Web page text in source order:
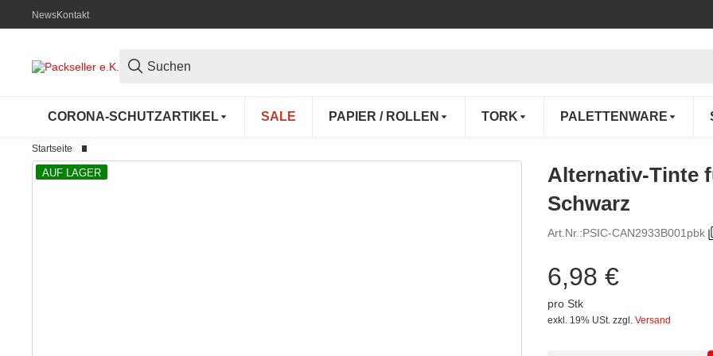
NewsKontakt
CORONA-SCHUTZARTIKEL SALE PAPIER / ROLLEN TORK PALETTENWARE
Startseite
AUF LAGER
Alternativ-Tinte
Schwarz
Art.Nr.:PSIC-CAN2933B001pbk
6,98 €
pro Stk
exkl. 19% USt. zzgl. Versand